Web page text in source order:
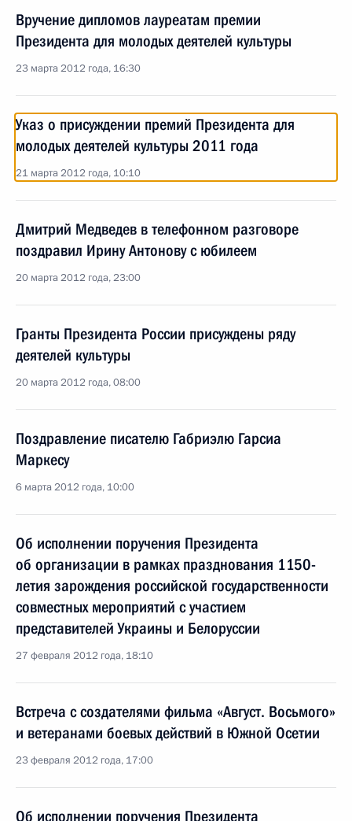
Вручение дипломов лауреатам премии
Президента для молодых деятелей культуры
23 марта 2012 года, 16:30
Указ о присуждении премий Президента для
молодых деятелей культуры 2011 года
21 марта 2012 года, 10:10
Дмитрий Медведев в телефонном разговоре
поздравил Ирину Антонову с юбилеем
20 марта 2012 года, 23:00
Гранты Президента России присуждены ряду
деятелей культуры
20 марта 2012 года, 08:00
Поздравление писателю Габриэлю Гарсиа
Маркесу
6 марта 2012 года, 10:00
Об исполнении поручения Президента
об организации в рамках празднования 1150-
летия зарождения российской государственности
совместных мероприятий с участием
представителей Украины и Белоруссии
27 февраля 2012 года, 18:10
Встреча с создателями фильма «Август. Восьмого»
и ветеранами боевых действий в Южной Осетии
23 февраля 2012 года, 17:00
Об исполнении поручения Президента